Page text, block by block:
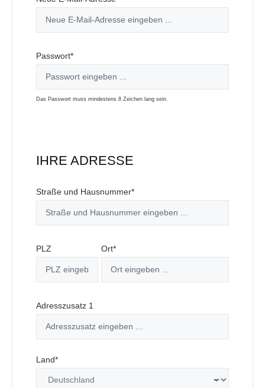
Passwort*
Das Passwort muss mindestens 8 Zeichen lang sein.
IHRE ADRESSE
Straße und Hausnummer*
PLZ Ort*
Adresszusatz 1
Land*